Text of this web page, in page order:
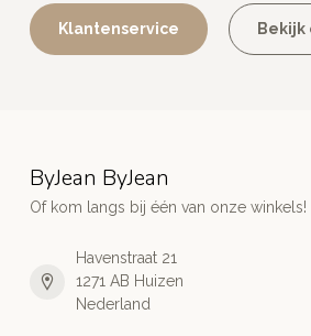
Klantenservice Bekijk
ByJean ByJean
Of kom langs bij één van onze winkels!
Havenstraat 21
1271 AB Huizen
Nederland